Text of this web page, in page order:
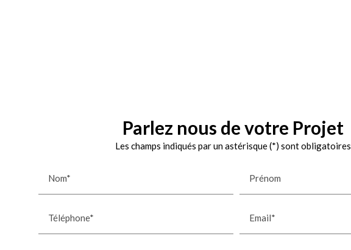
Parlez nous de votre Projet
Les champs indiqués par un astérisque (*) sont obligatoires
Nom* Prénom
Téléphone* Email*